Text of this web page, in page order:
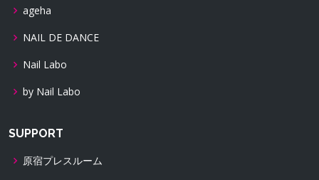
ageha
NAIL DE DANCE
Nail Labo
by Nail Labo
SUPPORT
原宿プレスルーム